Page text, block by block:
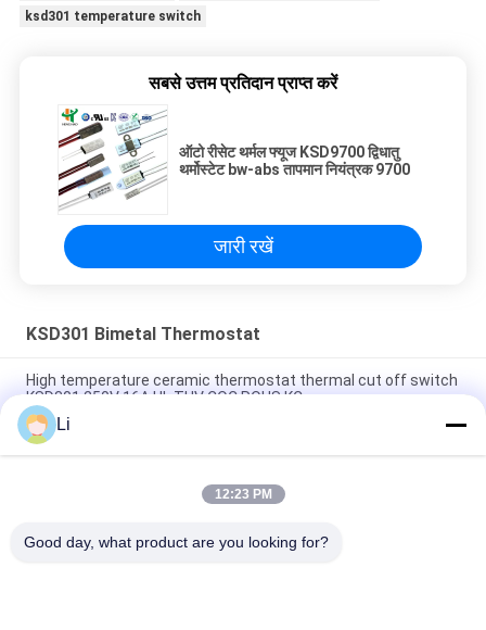
ksd301 temperature switch
सबसे उत्तम प्रतिदान प्राप्त करें
ऑटो रीसेट थर्मल फ्यूज KSD9700 द्विधातु
थर्मोस्टेट bw-abs तापमान नियंत्रक 9700
जारी रखें
KSD301 Bimetal Thermostat
High temperature ceramic thermostat thermal cut off switch
KSD301 250V 16A UL TUV CQC ROHS KC
Bimetal Disc Snap Action Thermostats, low temperature
limited control switch H31 250V 10 13C
Snap Action Type KSD301 Bimetal Thermostat AC 125V 250V
Li
12:23 PM
Good day, what product are you looking for?